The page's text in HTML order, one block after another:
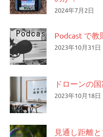
2024年7月2日
Podcast で教
2023年10月31日
ドローンの
2023年10月18日
見通し距離